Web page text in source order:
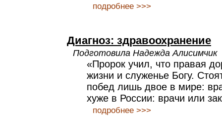
подробнее >>>
Диагноз: здравоохранение
Подготовила Надежда Алисимчик
«Пророк учил, что правая
жизни и служенье Богу.
побед лишь двое в мире:
хуже в России: врачи или
подробнее >>>